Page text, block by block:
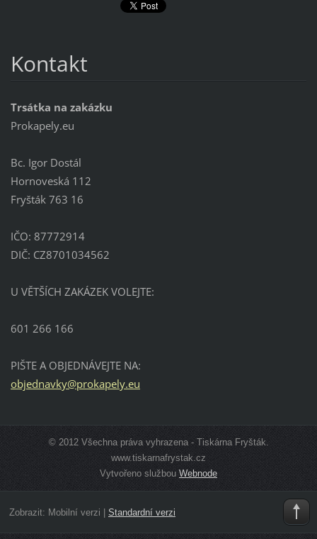
Kontakt
Trsátka na zakázku
Prokapely.eu
Bc. Igor Dostál
Hornoveská 112
Fryšták 763 16
IČO: 87772914
DIČ: CZ8701034562
U VĚTŠÍCH ZAKÁZEK VOLEJTE:
601 266 166
PIŠTE A OBJEDNÁVEJTE NA:
objednavky@prokapely.eu
© 2012 Všechna práva vyhrazena - Tiskárna Fryšták.
www.tiskarnafrystak.cz
Vytvořeno službouWebnode
Zobrazit: Mobilní verzi Standardní verzi